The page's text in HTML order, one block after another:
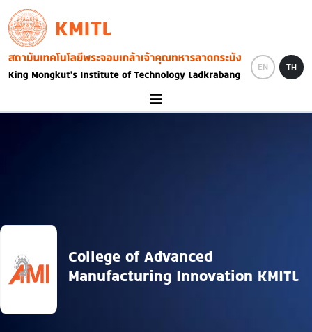
Skip to main content
KMITL
Image
EN TH
College of Advanced
Manufacturing Innovation KMITL